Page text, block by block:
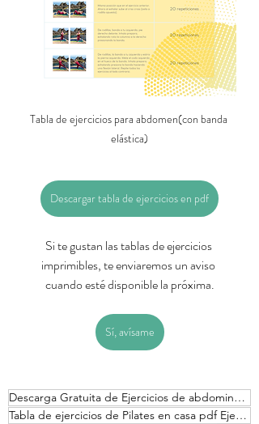
Tabla de ejercicios para abdomen(con banda
elástica)
Descargar tabla de ejercicios en pdf
Si te gustan las tablas de ejercicios
imprimibles, te enviaremos un aviso
cuando esté disponible la próxima.
Sí, avísame
Descarga Gratuita de Ejercicios de abdominales
Tabla de ejercicios de Pilates en casa pdf Ejercicios para tonificar core